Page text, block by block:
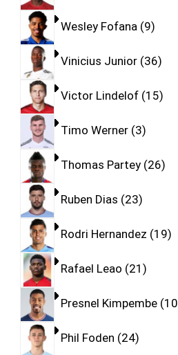
Wesley Fofana 9
Vinicius Junior 36
Victor Lindelof 15
Timo Werner 3
Thomas Partey 26
Ruben Dias 23
Rodri Hernandez 19
Rafael Leao 21
Presnel Kimpembe 10
Phil Foden 24